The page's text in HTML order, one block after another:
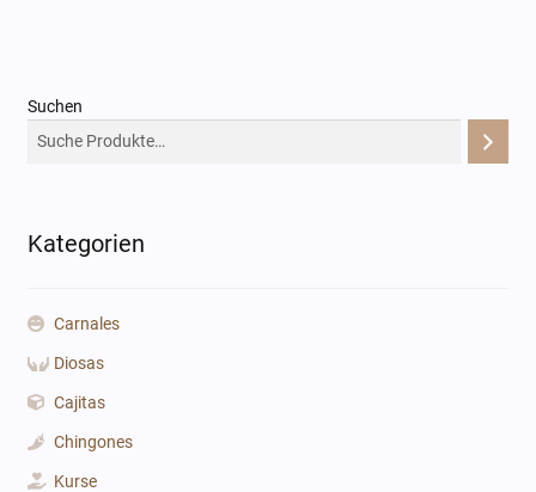
Optionen
Suchen
Kategorien
Carnales
Diosas
Cajitas
Chingones
Kurse